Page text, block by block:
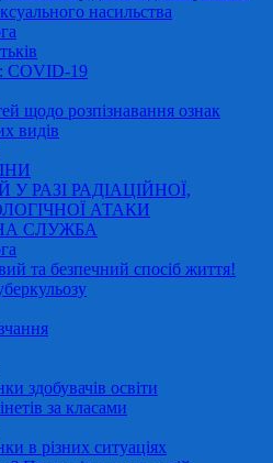
насильства
COVID-19
щодо розпізнавання ознак
видів
РАЗІ РАДІАЦІЙНОЇ,
АТАКИ
СЛУЖБА
та безпечний спосіб життя!
здобувачів освіти
за класами
в різних ситуаціях